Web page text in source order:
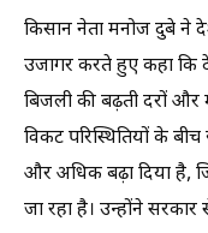
किसान नेता मनोज दुबे ने
उजागर करते हुए कहा कि
बिजली की बढ़ती दरों और
विकट परिस्थितियों के
और अधिक बढ़ा दिया है,
जा रहा है। उन्होंने